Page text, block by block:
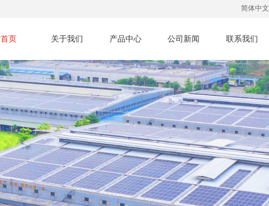
简体中文
首页 关于我们 产品中心 公司新闻 联系我们